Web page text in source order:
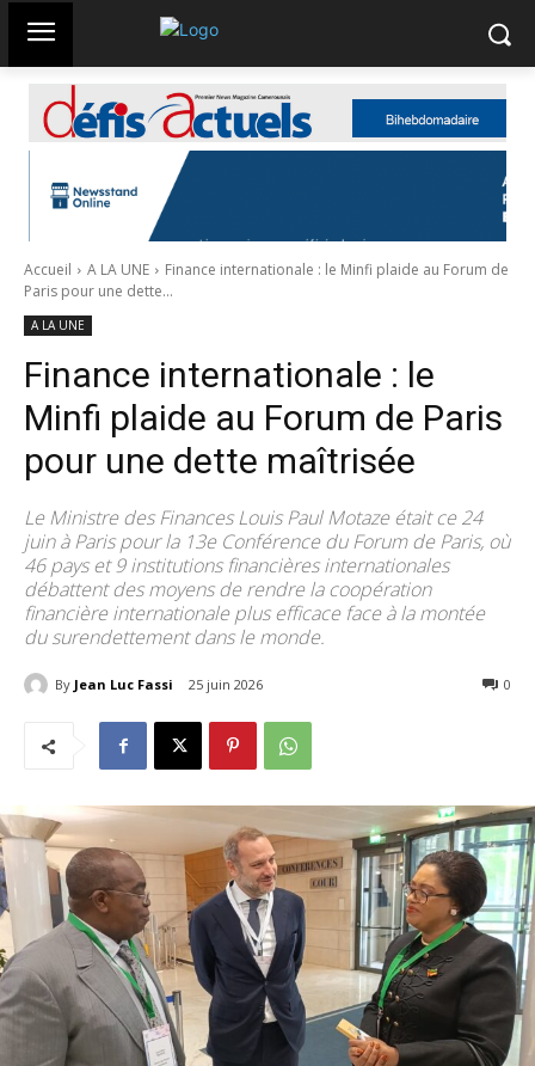
Accueil A LA UNE
Finance internationale : le Minfi plaide au Forum de
Paris pour une dette...
A LA UNE
Finance internationale : le
Minfi plaide au Forum de Paris
pour une dette maîtrisée
Le Ministre des Finances Louis Paul Motaze était ce 24
juin à Paris pour la 13e Conférence du Forum de Paris, où
46 pays et 9 institutions financières internationales
débattent des moyens de rendre la coopération
financière internationale plus efficace face à la montée
du surendettement dans le monde.
By Jean Luc Fassi 25 juin 2026 0